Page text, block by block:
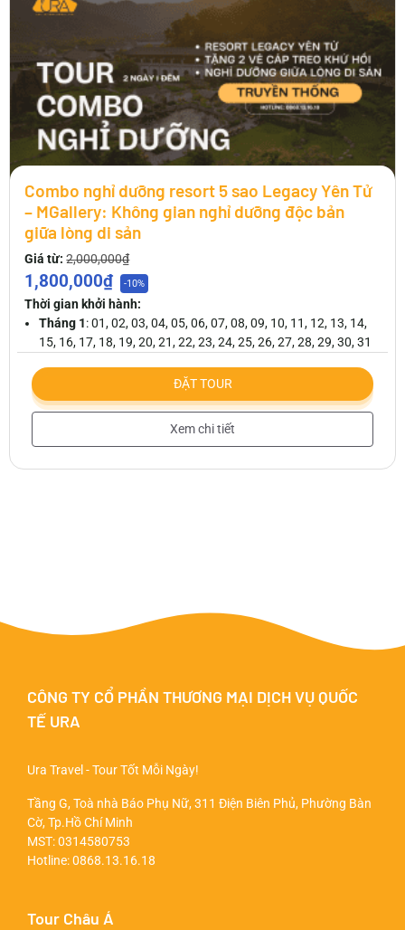
Combo nghỉ dưỡng resort 5 sao Legacy Yên Tử
– MGallery: Không gian nghỉ dưỡng độc bản
giữa lòng di sản
Giá từ:2,000,000₫
1,800,000₫ -10%
Thời gian khởi hành:
Tháng 1: 01, 02, 03, 04, 05, 06, 07, 08, 09, 10, 11, 12, 13, 14,
15, 16, 17, 18, 19, 20, 21, 22, 23, 24, 25, 26, 27, 28, 29, 30, 31
ĐẶT TOUR
Xem chi tiết
CÔNG TY CỔ PHẦN THƯƠNG MẠI DỊCH VỤ QUỐC
TẾ URA
Ura Travel - Tour Tốt Mỗi Ngày!
Tầng G, Toà nhà Báo Phụ Nữ, 311 Điện Biên Phủ, Phường Bàn
Cờ, Tp.Hồ Chí Minh
MST: 0314580753
Hotline:0868.13.16.18
Tour Châu Á